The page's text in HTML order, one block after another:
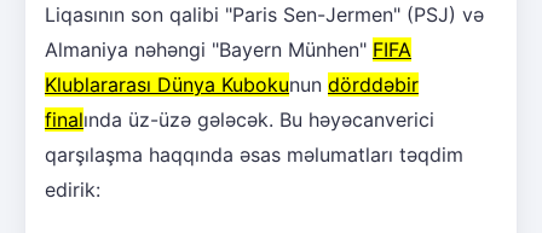
Liqasının son qalibi "Paris Sen-Jermen" (PSJ) və
Almaniya nəhəngi "Bayern Münhen" FIFA
Klublararası Dünya Kubokunun dörddəbir
finalında üz-üzə gələcək. Bu həyəcanverici
qarşılaşma haqqında əsas məlumatları təqdim
edirik: